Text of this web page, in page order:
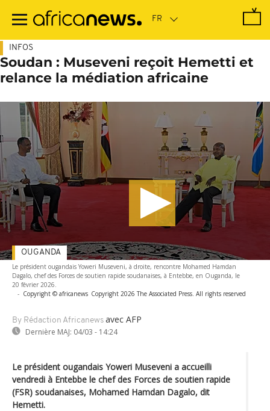
contenu
INFOS
Soudan : Museveni reçoit Hemetti et
relance la médiation africaine
Le président ougandais Yoweri Museveni, à droite, rencontre Mohamed Hamdan
Dagalo, chef des Forces de soutien rapide soudanaises, à Entebbe, en Ouganda, le
20 février 2026.
- Copyright © africanews Copyright 2026 The Associated Press. All rights reserved
By Rédaction Africanews avec AFP
Dernière MAJ: 04/03 - 14:24
OUGANDA
Le président ougandais Yoweri Museveni a accueilli
vendredi à Entebbe le chef des Forces de soutien rapide
(FSR) soudanaises, Mohamed Hamdan Dagalo, dit
Hemetti.